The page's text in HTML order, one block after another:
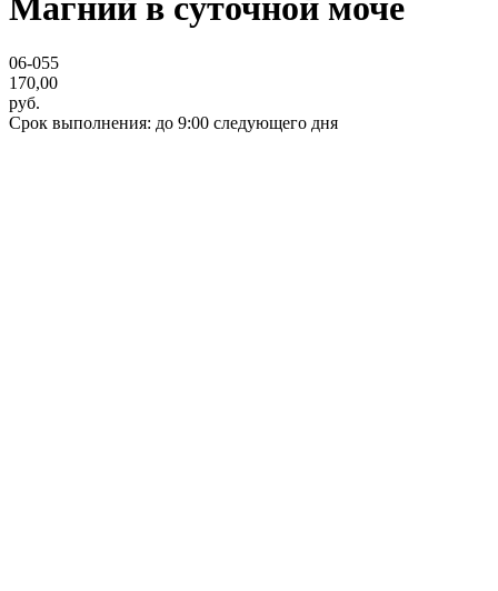
Магний в суточной моче
06-055
170,00
руб.
Срок выполнения: до 9:00 следующего дня